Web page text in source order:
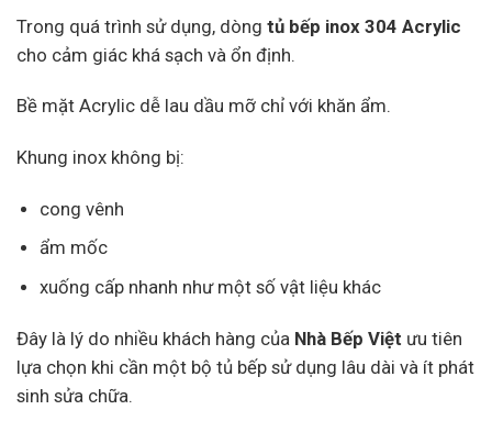
Trong quá trình sử dụng, dòng tủ bếp inox 304 Acrylic
cho cảm giác khá sạch và ổn định.
Bề mặt Acrylic dễ lau dầu mỡ chỉ với khăn ẩm.
Khung inox không bị:
cong vênh
ẩm mốc
xuống cấp nhanh như một số vật liệu khác
Đây là lý do nhiều khách hàng của Nhà Bếp Việt ưu tiên
lựa chọn khi cần một bộ tủ bếp sử dụng lâu dài và ít phát
sinh sửa chữa.